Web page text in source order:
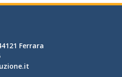
Ferrara